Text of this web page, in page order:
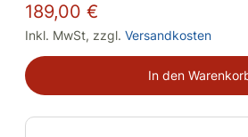
189,00 €
Inkl. MwSt, zzgl. Versandkosten
In den